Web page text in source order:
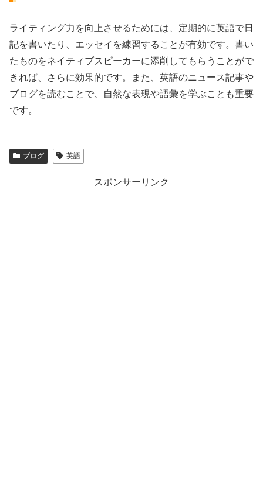
ライティング力を向上させるためには、定期的に英語で日
記を書いたり、エッセイを練習することが有効です。書い
たものをネイティブスピーカーに添削してもらうことがで
きれば、さらに効果的です。また、英語のニュース記事や
ブログを読むことで、自然な表現や語彙を学ぶことも重要
です。
ブログ 英語
スポンサーリンク